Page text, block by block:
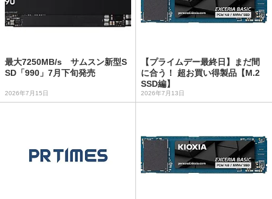
最大7250MB/s サムスン新型S
SD「990」7月下旬発売
2026年7月15日
【プライムデー最終日】まだ間
に合う！ 超お買い得製品【M.2
SSD編】
2026年7月13日